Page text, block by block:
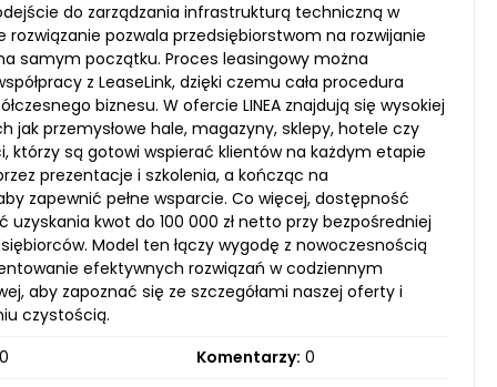
do zarządzania infrastrukturą techniczną w
pozwala przedsiębiorstwom na rozwijanie
samym początku. Proces leasingowy można
z LeaseLink, dzięki czemu cała procedura
biznesu. W ofercie LINEA znajdują się wysokiej
jak przemysłowe hale, magazyny, sklepy, hotele czy
którzy są gotowi wspierać klientów na każdym etapie
prezentacje i szkolenia, a kończąc na
zapewnić pełne wsparcie. Co więcej, dostępność
kwot do 100 000 zł netto przy bezpośredniej
Model ten łączy wygodę z nowoczesnością
efektywnych rozwiązań w codziennym
aby zapoznać się ze szczegółami naszej oferty i
czystością.
0 Komentarzy: 0